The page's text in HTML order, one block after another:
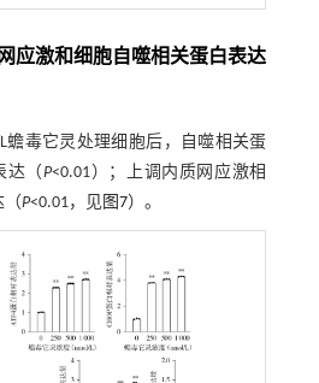
应激和细胞自噬相关蛋白表达
L蟾毒它灵处理细胞后，自噬相关蛋
达（P<0.01）；上调内质网应激相
（P<0.01，见图7）。